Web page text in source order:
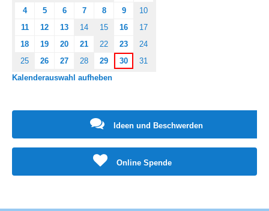
4
5 6 7 8 9
10
11
12 13 14 15 16
17
18
19 20 21 22 23
24
25
26 27 28 29 30
31
Kalenderauswahl aufheben
Ideen und Beschwerden
Online Spende